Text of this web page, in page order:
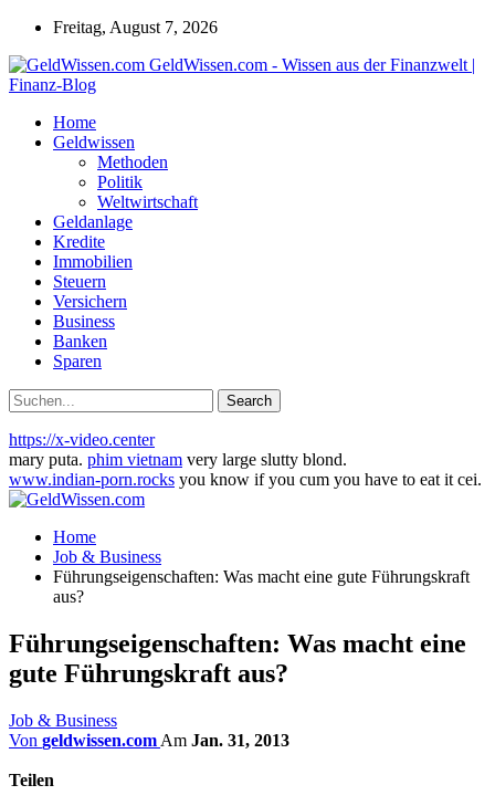
Freitag, August 7, 2026
GeldWissen.com - Wissen aus der Finanzwelt |
Finanz-Blog
Home
Geldwissen
Methoden
Politik
Weltwirtschaft
Geldanlage
Kredite
Immobilien
Steuern
Versichern
Business
Banken
Sparen
https://x-video.center
mary puta. phim vietnam very large slutty blond.
www.indian-porn.rocks you know if you cum you have to eat it cei.
Home
Job & Business
Führungseigenschaften: Was macht eine gute Führungskraft
aus?
Führungseigenschaften: Was macht eine
gute Führungskraft aus?
Job & Business
Von geldwissen.com Am Jan. 31, 2013
Teilen